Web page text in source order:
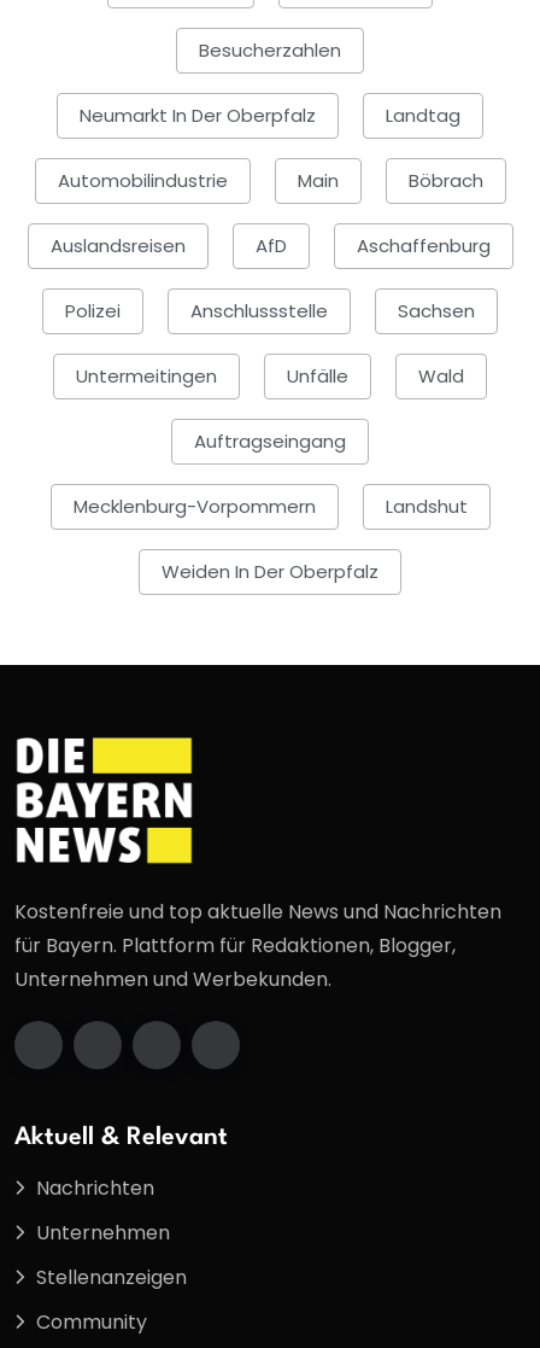
Besucherzahlen
Neumarkt In Der Oberpfalz Landtag
Automobilindustrie Main Böbrach
Auslandsreisen AfD Aschaffenburg
Polizei Anschlussstelle Sachsen
Untermeitingen Unfälle Wald
Auftragseingang
Mecklenburg-Vorpommern Landshut
Weiden In Der Oberpfalz
Kostenfreie und top aktuelle News und Nachrichten
für Bayern. Plattform für Redaktionen, Blogger,
Unternehmen und Werbekunden.
Aktuell & Relevant
Nachrichten
Unternehmen
Stellenanzeigen
Community